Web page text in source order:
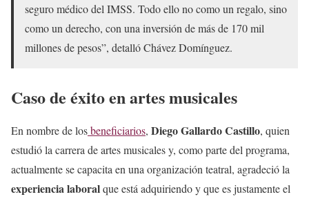
seguro médico del IMSS. Todo ello no como un regalo, sino
como un derecho, con una inversión de más de 170 mil
millones de pesos”, detalló Chávez Domínguez.
Caso de éxito en artes musicales
En nombre de losbeneficiarios, Diego Gallardo Castillo, quien
estudió la carrera de artes musicales y, como parte del programa,
actualmente se capacita en una organización teatral, agradeció la
experiencia laboralque está adquiriendo y que es justamente el